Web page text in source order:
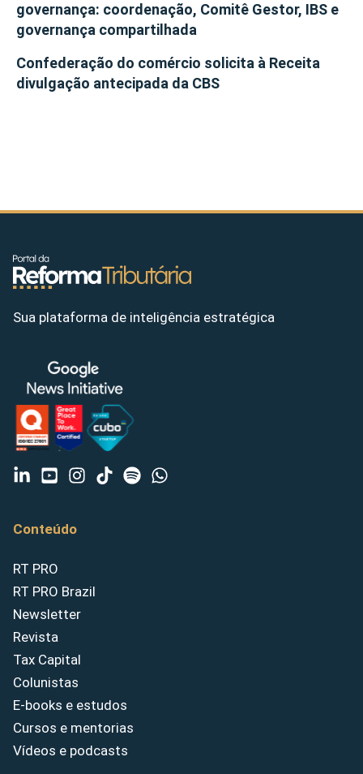
governança: coordenação, Comitê Gestor, IBS e
governança compartilhada
Confederação do comércio solicita à Receita
divulgação antecipada da CBS
Sua plataforma de inteligência estratégica
Conteúdo
RT PRO
RT PRO Brazil
Newsletter
Revista
Tax Capital
Colunistas
E-books e estudos
Cursos e mentorias
Vídeos e podcasts